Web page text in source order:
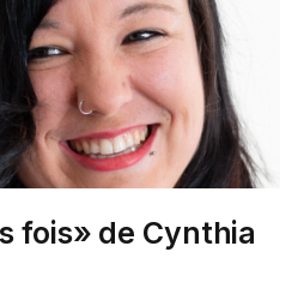
fois» de Cynthia